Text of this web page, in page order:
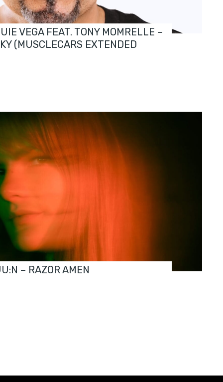
VEGA FEAT. TONY MOMRELLE –
(MUSCLECARS EXTENDED
– RAZOR AMEN